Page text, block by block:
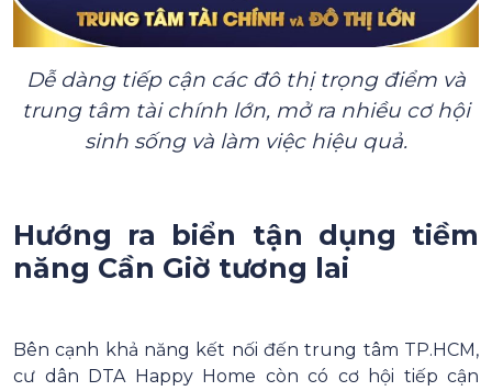
Dễ dàng tiếp cận các đô thị trọng điểm và
trung tâm tài chính lớn, mở ra nhiều cơ hội
sinh sống và làm việc hiệu quả.
Hướng ra biển tận dụng tiềm
năng Cần Giờ tương lai
Bên cạnh khả năng kết nối đến trung tâm TP.HCM,
cư dân DTA Happy Home còn có cơ hội tiếp cận